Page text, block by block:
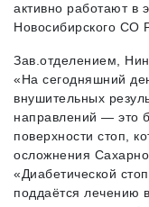
активно работают в
Новосибирского СО
Зав.отделением,
«На сегодняшний
внушительных
направлений — это
поверхности стоп,
осложнения
«Диабетической
поддаётся лечению